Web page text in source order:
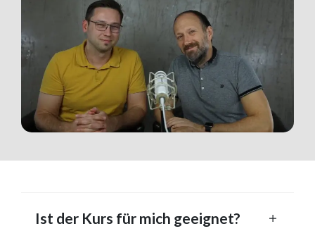
Ist der Kurs für mich geeignet?